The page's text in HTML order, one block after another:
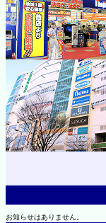
お知らせはありません。